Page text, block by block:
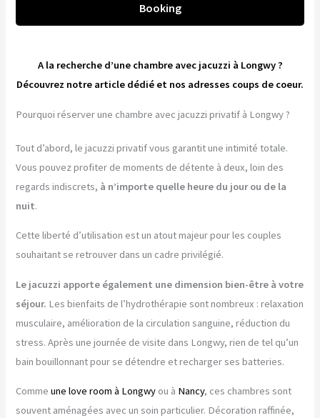
Booking
A la recherche d’une chambre avec jacuzzi à Longwy ?
Découvrez notre article dédié et nos adresses coups de coeur.
Pourquoi réserver une chambre avec jacuzzi privatif à Longwy ?
Tout d’abord, le jacuzzi privatif vous garantit une intimité totale.
Vous pouvez profiter de moments de détente à deux, loin des
regards indiscrets, à n’importe quelle heure du jour ou de la
nuit.
Cette liberté d’utilisation est un atout majeur pour les couples
souhaitant se retrouver dans un cadre privilégié.
Le jacuzzi apporte également une dimension bien-être à votre
séjour. Les bienfaits de l’hydrothérapie sont nombreux : relaxation
musculaire, amélioration de la circulation sanguine, réduction du
stress. Après une journée de visite dans Longwy, rien de tel qu’un
bain bouillonnant pour se détendre et recharger ses batteries.
Comme une love room à Longwy ou à Nancy, ces chambres sont
souvent aménagées avec un soin particulier. Décoration raffinée,